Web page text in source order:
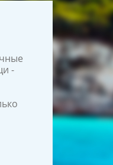
-